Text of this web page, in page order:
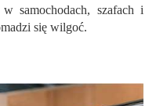
samochodach, szafach i
się wilgoć.